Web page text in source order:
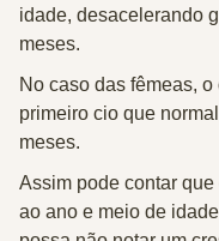
idade, desacelerando
meses.
No caso das fêmeas,
primeiro cio que
meses.
Assim pode contar
ao ano e meio de